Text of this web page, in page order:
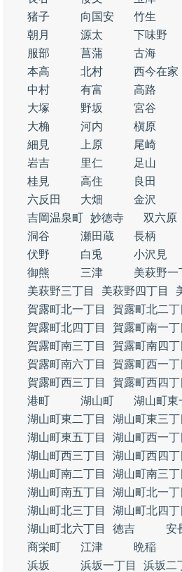
猪子
向国安 竹生
朝月
源太 下味野
服部
菖蒲 古海
本高
北村 西今在家
中村
有富 高路
大塚
野坂 宮谷
大桷
河内 槇原
細見
上原 尾崎
岩吉
里仁 足山
桂見
高住 良田
六反田
大畑 金沢
吉岡温泉町 妙徳寺 双六原
洞谷
瀬田蔵 長柄
伏野
白兎 小沢見
御熊
三津 美萩野一
美萩野三丁目
美萩野四丁目
賀露町北一丁目
賀露町北二丁
賀露町北四丁目
賀露町南一丁
賀露町南三丁目
賀露町南四丁
賀露町南六丁目
賀露町西一丁
賀露町西三丁目
賀露町西四丁
港町
湖山町
湖山町東
湖山町東二丁目
湖山町東三丁
湖山町東五丁目
湖山町西一丁
湖山町西三丁目
湖山町西四丁
湖山町南二丁目
湖山町南三丁
湖山町南五丁目
湖山町北一丁
湖山町北三丁目
湖山町北四丁
湖山町北六丁目
徳吉 安
商栄町
江津 晩稲
浜坂
浜坂一丁目 浜坂二